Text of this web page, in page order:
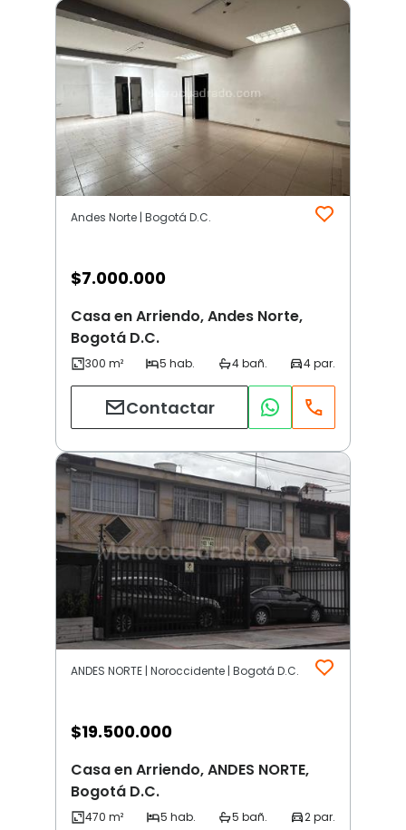
Andes Norte | Bogotá D.C.
$7.000.000
Casa en Arriendo, Andes Norte,
Bogotá D.C.
Contactar
ANDES NORTE | Noroccidente | Bogotá D.C.
$19.500.000
Casa en Arriendo, ANDES NORTE,
Bogotá D.C.